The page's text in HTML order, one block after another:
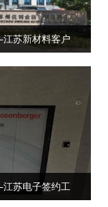
苏新材料‌‌‌‌客户
苏电子签约工